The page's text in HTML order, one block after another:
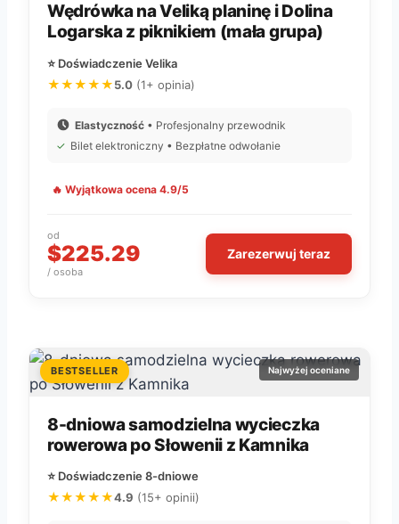
Wędrówka na Veliką planinę i Dolina
Logarska z piknikiem (mała grupa)
⭐ Doświadczenie Velika
★★★★★5.0 (1+ opinia)
Elastyczność • Profesjonalny przewodnik
✓ Bilet elektroniczny • Bezpłatne odwołanie
🔥 Wyjątkowa ocena 4.9/5
od
$225.29
/ osoba
Zarezerwuj teraz
BESTSELLER Najwyżej oceniane
8-dniowa samodzielna wycieczka
rowerowa po Słowenii z Kamnika
⭐ Doświadczenie 8-dniowe
★★★★★4.9 (15+ opinii)